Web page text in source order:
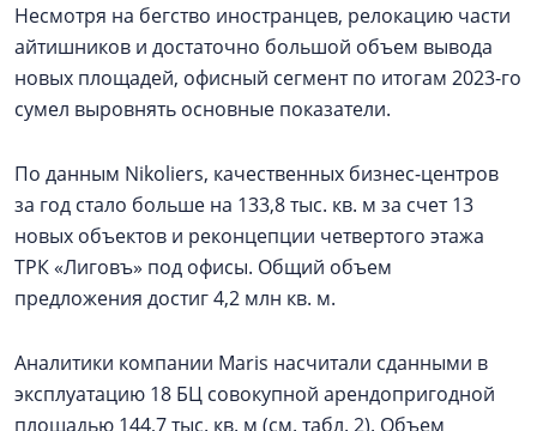
Несмотря на бегство иностранцев, релокацию части
айтишников и достаточно большой объем вывода
новых площадей, офисный сегмент по итогам 2023-го
сумел выровнять основные показатели.
По данным Nikoliers, качественных бизнес-центров
за год стало больше на 133,8 тыс. кв. м за счет 13
новых объектов и реконцепции четвертого этажа
ТРК «Лиговъ» под офисы. Общий объем
предложения достиг 4,2 млн кв. м.
Аналитики компании Maris насчитали сданными в
эксплуатацию 18 БЦ совокупной арендопригодной
площадью 144,7 тыс. кв. м (см. табл. 2). Объем